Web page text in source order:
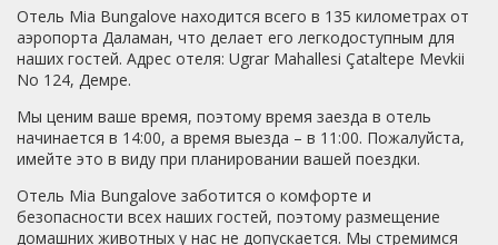
Отель Mia Bungalove находится всего в 135 километрах от
аэропорта Даламан, что делает его легкодоступным для
наших гостей. Адрес отеля: Ugrar Mahallesi Çataltepe Mevkii
No 124, Демре.
Мы ценим ваше время, поэтому время заезда в отель
начинается в 14:00, а время выезда – в 11:00. Пожалуйста,
имейте это в виду при планировании вашей поездки.
Отель Mia Bungalove заботится о комфорте и
безопасности всех наших гостей, поэтому размещение
домашних животных у нас не допускается. Мы стремимся